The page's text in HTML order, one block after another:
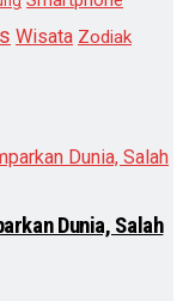
Wisata Zodiak
Dunia, Salah